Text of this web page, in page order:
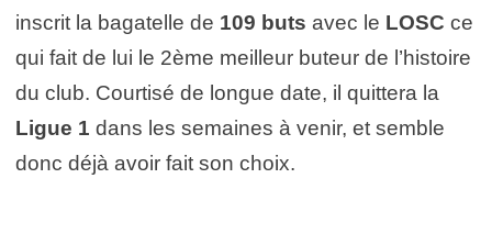
inscrit la bagatelle de 109 buts avec le LOSC ce
qui fait de lui le 2ème meilleur buteur de l’histoire
du club. Courtisé de longue date, il quittera la
Ligue 1 dans les semaines à venir, et semble
donc déjà avoir fait son choix.